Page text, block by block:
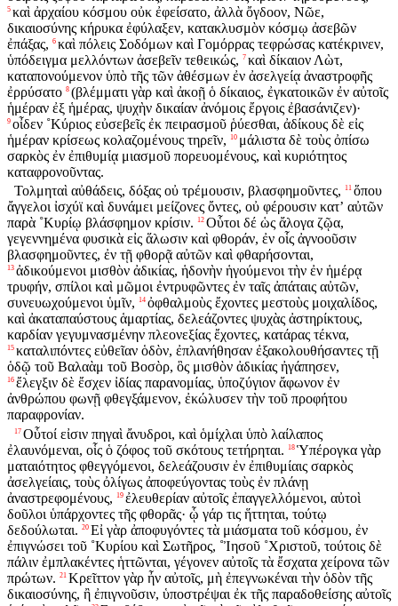
5 καὶ ἀρχαίου κόσμου οὐκ ἐφείσατο, ἀλλὰ ὄγδοον, Νῶε,
δικαιοσύνης κήρυκα ἐφύλαξεν, κατακλυσμὸν κόσμῳ ἀσεβῶν
ἐπάξας, 6 καὶ πόλεις Σοδόμων καὶ Γομόρρας τεφρώσας κατέκρινεν,
ὑπόδειγμα μελλόντων ἀσεβεῖν τεθεικώς, 7 καὶ δίκαιον Λὼτ,
καταπονούμενον ὑπὸ τῆς τῶν ἀθέσμων ἐν ἀσελγείᾳ ἀναστροφῆς
ἐρρύσατο 8 (βλέμματι γὰρ καὶ ἀκοῇ ὁ δίκαιος, ἐγκατοικῶν ἐν αὐτοῖς
ἡμέραν ἐξ ἡμέρας, ψυχὴν δικαίαν ἀνόμοις ἔργοις ἐβασάνιζεν)·
9 οἶδεν ˚Κύριος εὐσεβεῖς ἐκ πειρασμοῦ ῥύεσθαι, ἀδίκους δὲ εἰς
ἡμέραν κρίσεως κολαζομένους τηρεῖν, 10 μάλιστα δὲ τοὺς ὀπίσω
σαρκὸς ἐν ἐπιθυμίᾳ μιασμοῦ πορευομένους, καὶ κυριότητος
καταφρονοῦντας.
Τολμηταὶ αὐθάδεις, δόξας οὐ τρέμουσιν, βλασφημοῦντες, 11 ὅπου
ἄγγελοι ἰσχύϊ καὶ δυνάμει μείζονες ὄντες, οὐ φέρουσιν κατʼ αὐτῶν
παρὰ ˚Κυρίῳ βλάσφημον κρίσιν. 12 Οὗτοι δέ ὡς ἄλογα ζῷα,
γεγεννημένα φυσικὰ εἰς ἅλωσιν καὶ φθοράν, ἐν οἷς ἀγνοοῦσιν
βλασφημοῦντες, ἐν τῇ φθορᾷ αὐτῶν καὶ φθαρήσονται,
13 ἀδικούμενοι μισθὸν ἀδικίας, ἡδονὴν ἡγούμενοι τὴν ἐν ἡμέρᾳ
τρυφήν, σπίλοι καὶ μῶμοι ἐντρυφῶντες ἐν ταῖς ἀπάταις αὐτῶν,
συνευωχούμενοι ὑμῖν, 14 ὀφθαλμοὺς ἔχοντες μεστοὺς μοιχαλίδος,
καὶ ἀκαταπαύστους ἁμαρτίας, δελεάζοντες ψυχὰς ἀστηρίκτους,
καρδίαν γεγυμνασμένην πλεονεξίας ἔχοντες, κατάρας τέκνα,
15 καταλιπόντες εὐθεῖαν ὁδὸν, ἐπλανήθησαν ἐξακολουθήσαντες τῇ
ὁδῷ τοῦ Βαλαὰμ τοῦ Βοσὸρ, ὃς μισθὸν ἀδικίας ἠγάπησεν,
16 ἔλεγξιν δὲ ἔσχεν ἰδίας παρανομίας, ὑποζύγιον ἄφωνον ἐν
ἀνθρώπου φωνῇ φθεγξάμενον, ἐκώλυσεν τὴν τοῦ προφήτου
παραφρονίαν.
17 Οὗτοί εἰσιν πηγαὶ ἄνυδροι, καὶ ὁμίχλαι ὑπὸ λαίλαπος
ἐλαυνόμεναι, οἷς ὁ ζόφος τοῦ σκότους τετήρηται.
18 Ὑπέρογκα γὰρ
ματαιότητος φθεγγόμενοι, δελεάζουσιν ἐν ἐπιθυμίαις σαρκὸς
ἀσελγείαις, τοὺς ὀλίγως ἀποφεύγοντας τοὺς ἐν πλάνῃ
ἀναστρεφομένους,
19 ἐλευθερίαν αὐτοῖς ἐπαγγελλόμενοι, αὐτοὶ
δοῦλοι ὑπάρχοντες τῆς φθορᾶς· ᾧ γάρ τις ἥττηται, τούτῳ
δεδούλωται. 20 Εἰ γὰρ ἀποφυγόντες τὰ μιάσματα τοῦ κόσμου, ἐν
ἐπιγνώσει τοῦ ˚Κυρίου καὶ Σωτῆρος, ˚Ἰησοῦ ˚Χριστοῦ, τούτοις δὲ
πάλιν ἐμπλακέντες ἡττῶνται, γέγονεν αὐτοῖς τὰ ἔσχατα χείρονα τῶν
πρώτων. 21 Κρεῖττον γὰρ ἦν αὐτοῖς, μὴ ἐπεγνωκέναι τὴν ὁδὸν τῆς
δικαιοσύνης, ἢ ἐπιγνοῦσιν, ὑποστρέψαι ἐκ τῆς παραδοθείσης αὐτοῖς